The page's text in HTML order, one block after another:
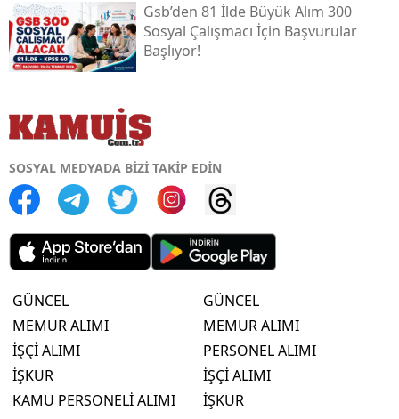
Gsb’den 81 İlde Büyük Alım 300
Sosyal Çalışmacı İçin Başvurular
Başlıyor!
SOSYAL MEDYADA BİZİ TAKİP EDİN
GÜNCEL
MEMUR ALIMI
İŞÇİ ALIMI
İŞKUR
KAMU PERSONELİ ALIMI
GÜNCEL
MEMUR ALIMI
PERSONEL ALIMI
İŞÇİ ALIMI
İŞKUR